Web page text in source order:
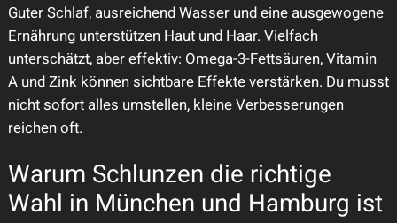
Guter Schlaf, ausreichend Wasser und eine ausgewogene
Ernährung unterstützen Haut und Haar. Vielfach
unterschätzt, aber effektiv: Omega-3-Fettsäuren, Vitamin
A und Zink können sichtbare Effekte verstärken. Du musst
nicht sofort alles umstellen, kleine Verbesserungen
reichen oft.
Warum Schlunzen die richtige
Wahl in München und Hamburg ist